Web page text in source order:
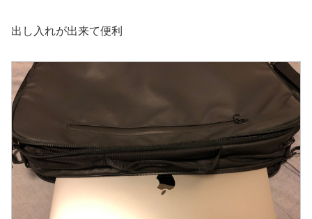
出し入れが出来て便利